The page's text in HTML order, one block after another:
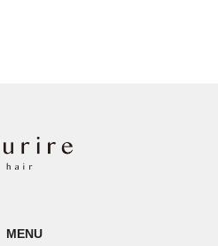
MENU